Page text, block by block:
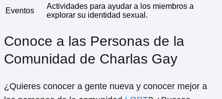
Eventos
Actividades para ayudar a los miembros a
explorar su identidad sexual.
Conoce a las Personas de la
Comunidad de Charlas Gay
¿Quieres conocer a gente nueva y conocer mejor a